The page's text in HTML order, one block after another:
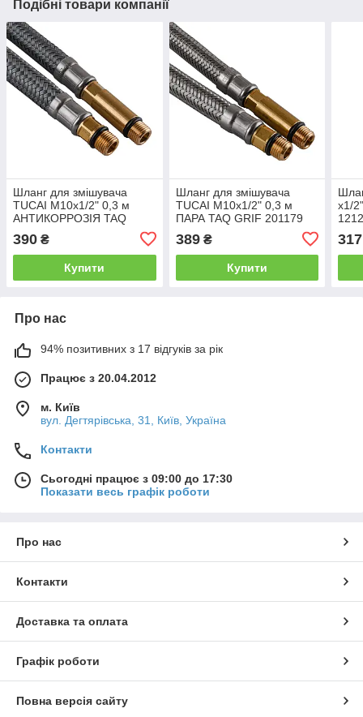
Подібні товари компанії
Шланг для змішувача
TUCAI М10х1/2" 0,3 м
АНТИКОРРОЗІЯ TAQ
390 ₴
Купити
Шланг для змішувача
TUCAI М10х1/2" 0,3 м
ПАРА TAQ GRIF 201179
389₴
Купити
x1/
317
Про нас
94% позитивних з 17 відгуків за рік
Працює з 20.04.2012
м. Київ
вул. Дегтярівська, 31, Київ, Україна
Контакти
Сьогодні працює з 09:00 до 17:30
Показати весь графік роботи
Про нас
Контакти
Доставка та оплата
Графік роботи
Повна версія сайту